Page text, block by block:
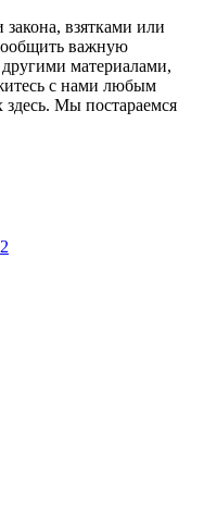
взятками или
важную
материалами,
с нами любым
Мы постараемся